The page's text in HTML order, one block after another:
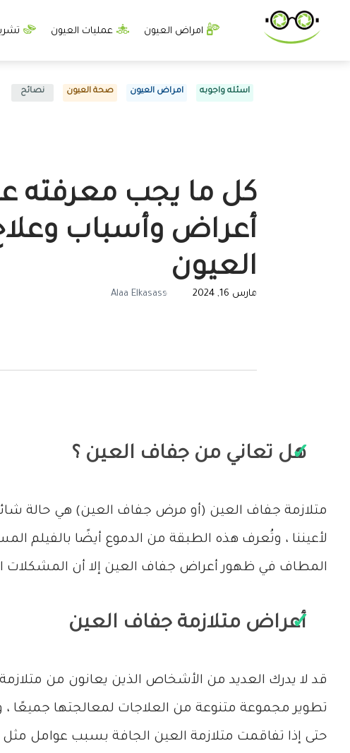
امراض العيون عمليات العيون
اسئله واجوبه امراض العيون صحة العيون نصائح
كل ما يجب معرفته
أعراض وأسباب
العيون
مارس 16, 2024 Alaa Elkasass
هل تعاني من جفاف العين ؟
متلازمة جفاف العين (أو مرض جفاف العين) هي حالة
لأعيننا ، وتُعرف هذه الطبقة من الدموع أيضًا بالفيلم
المطاف في ظهور أعراض جفاف العين إلا أن المشكلات
أعراض متلازمة جفاف العين
قد لا يدرك العديد من الأشخاص الذين يعانون من
تطوير مجموعة متنوعة من العلاجات لمعالجتها جميعًا
حتى إذا تفاقمت متلازمة العين الجافة بسبب عوامل مثل